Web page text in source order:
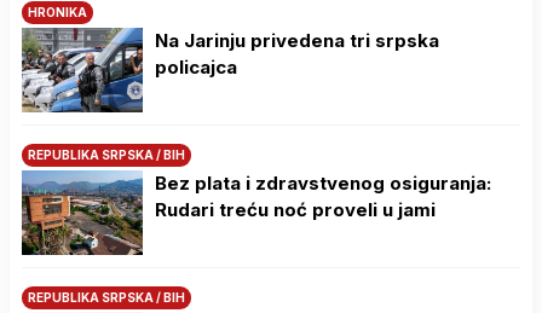
HRONIKA
Na Јarinju privedena tri srpska
policajca
REPUBLIKA SRPSKA / BIH
Bez plata i zdravstvenog osiguranja:
Rudari treću noć proveli u jami
REPUBLIKA SRPSKA / BIH